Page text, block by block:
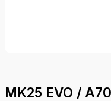
MK25 EVO /